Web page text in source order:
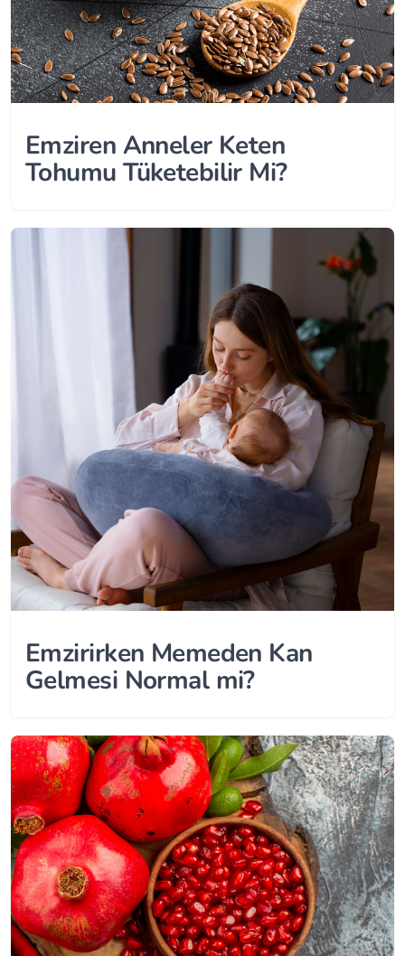
Emziren Anneler Keten
Tohumu Tüketebilir Mi?
Emzirirken Memeden Kan
Gelmesi Normal mi?